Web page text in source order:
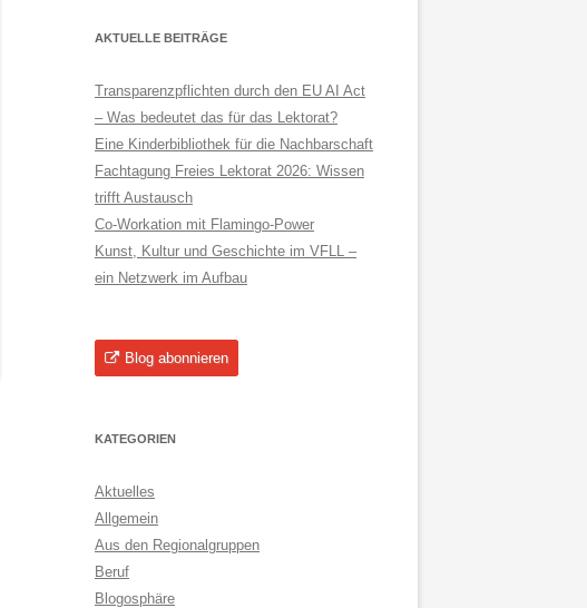
AKTUELLE BEITRÄGE
Transparenzpflichten durch den EU AI Act
– Was bedeutet das für das Lektorat?
Eine Kinderbibliothek für die Nachbarschaft
Fachtagung Freies Lektorat 2026: Wissen
trifft Austausch
Co-Workation mit Flamingo-Power
Kunst, Kultur und Geschichte im VFLL –
ein Netzwerk im Aufbau
Blog abonnieren
KATEGORIEN
Aktuelles
Allgemein
Aus den Regionalgruppen
Beruf
Blogosphäre